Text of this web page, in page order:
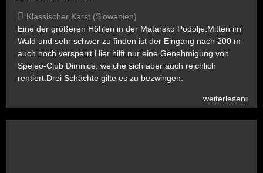
Klassischer Karst (Slowenien)
Eine der größeren Höhlen in der Matarsko Podolje.Mitten im
Wald und sehr schwer zu finden ist der Eingang nach 200 m
auch noch versperrt.Hier hilft nur eine Genehmigung von
Speleo-Club Dimnice, welche sich aber auch reichlich
rentiert.Drei Schächte gilte es zu bezwingen.
weiterlesen